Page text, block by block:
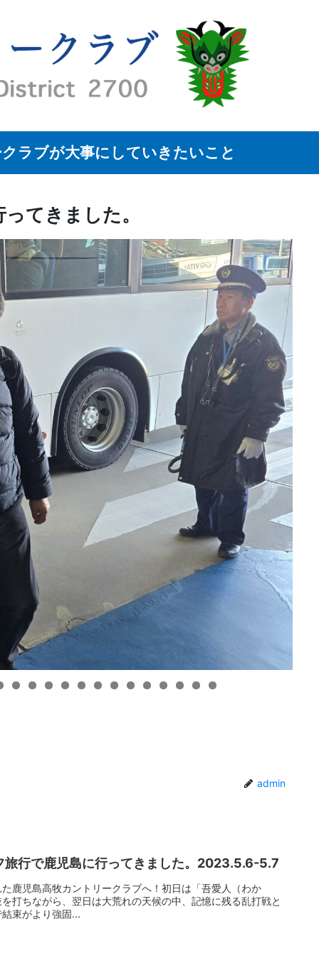
ラブが大事にしていきたいこと
てきました。
admin
旅行で鹿児島に行ってきました。2023.5.6-5.7
鹿児島高牧カントリークラブへ！初日は「吾愛人（わか
打ちながら、翌日は大荒れの天候の中、記憶に残る乱打戦と
束がより強固...